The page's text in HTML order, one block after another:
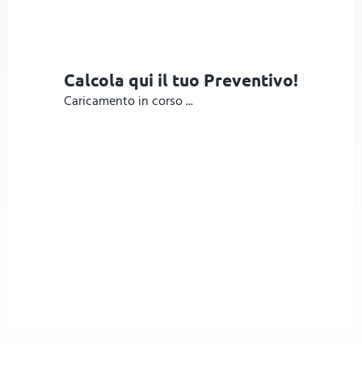
Calcola qui il tuo Preventivo!
Caricamento in corso ...